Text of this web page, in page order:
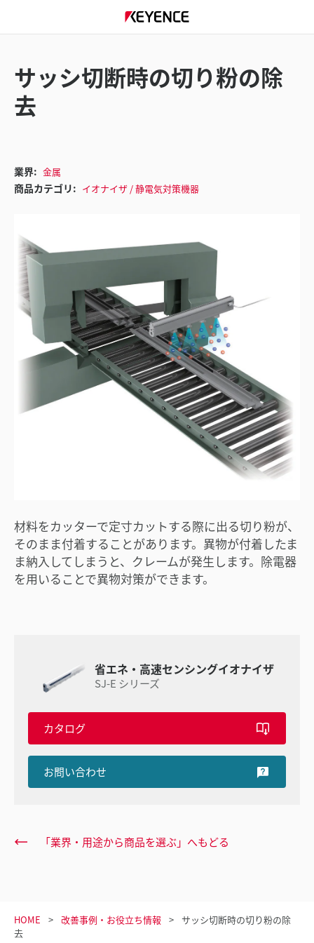
サッシ切断時の切り粉の除
去
業界: 金属
商品カテゴリ: イオナイザ / 静電気対策機器
材料をカッターで定寸カットする際に出る切り粉が、
そのまま付着することがあります。異物が付着したま
ま納入してしまうと、クレームが発生します。除電器
を用いることで異物対策ができます。
省エネ・高速センシングイオナイザ
SJ-E シリーズ
カタログ
お問い合わせ
「業界・用途から商品を選ぶ」へもどる
HOME 改善事例・お役立ち情報
サッシ切断時の切り粉の除
去